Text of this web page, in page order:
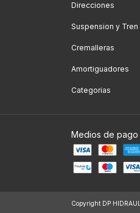
Direcciones
Suspension y Tren
Cremalleras
Amortiguadores
Categorias
Medios de pago
Copyright DP